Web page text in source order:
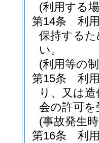
(利用する
第14条
利
保持する
い。
(利用等の
第15条
利
り、又は
会の許可
(事故発生
第16条
利